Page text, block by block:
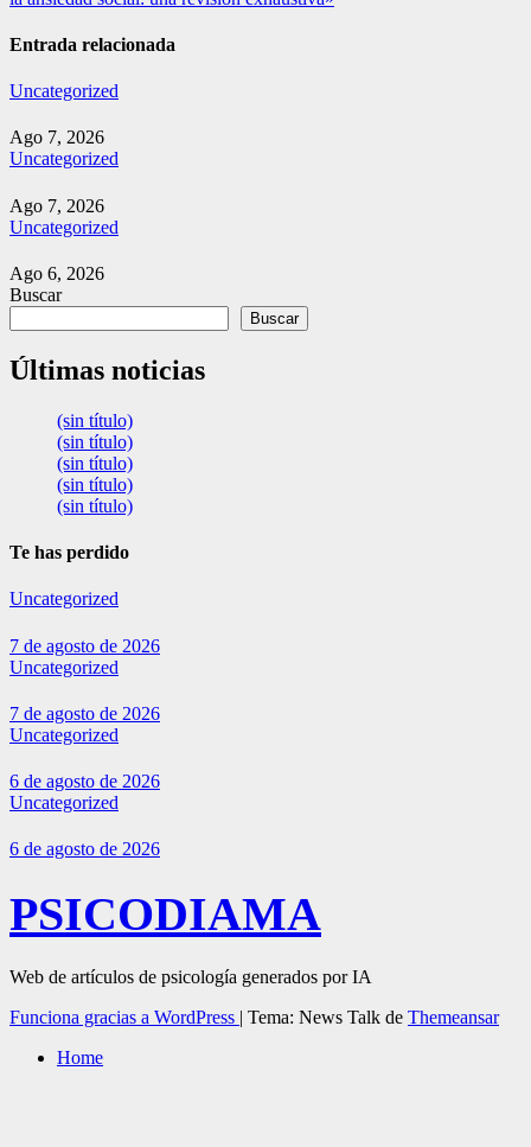
Entrada relacionada
Uncategorized
Ago 7, 2026
Uncategorized
Ago 7, 2026
Uncategorized
Ago 6, 2026
Buscar
Buscar
Últimas noticias
(sin título)
(sin título)
(sin título)
(sin título)
(sin título)
Te has perdido
Uncategorized
7 de agosto de 2026
Uncategorized
7 de agosto de 2026
Uncategorized
6 de agosto de 2026
Uncategorized
6 de agosto de 2026
PSICODIAMA
Web de artículos de psicología generados por IA
Funciona gracias a WordPress | Tema: News Talk de Themeansar
Home